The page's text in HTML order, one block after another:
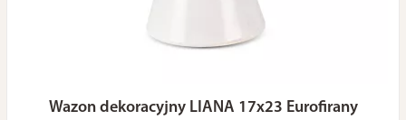
Wazon dekoracyjny LIANA 17x23 Eurofirany